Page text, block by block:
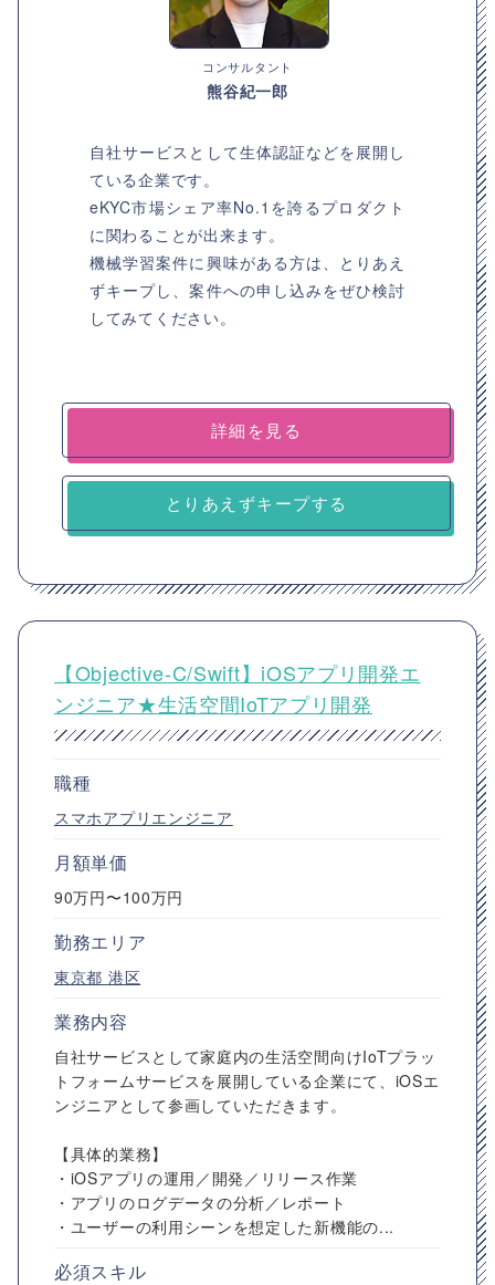
コンサルタント
熊谷紀一郎
自社サービスとして生体認証などを展開し
ている企業です。
eKYC市場シェア率No.1を誇るプロダクト
に関わることが出来ます。
機械学習案件に興味がある方は、とりあえ
ずキープし、案件への申し込みをぜひ検討
してみてください。
詳細を見る
とりあえずキープする
【Objective-C/Swift】iOSアプリ開発エ
ンジニア★生活空間IoTアプリ開発
職種
スマホアプリエンジニア
月額単価
90万円〜100万円
勤務エリア
東京都 港区
業務内容
自社サービスとして家庭内の生活空間向けIoTプラッ
トフォームサービスを展開している企業にて、iOSエ
ンジニアとして参画していただきます。
【具体的業務】
・iOSアプリの運用／開発／リリース作業
・アプリのログデータの分析／レポート
・ユーザーの利用シーンを想定した新機能の...
必須スキル